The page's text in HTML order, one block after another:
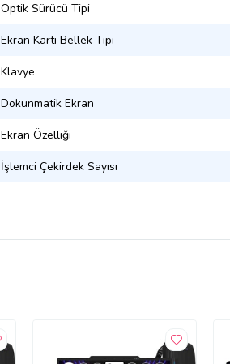
Optik Sürücü Tipi
Ekran Kartı Bellek Tipi
Klavye
Dokunmatik Ekran
Ekran Özelliği
İşlemci Çekirdek Sayısı